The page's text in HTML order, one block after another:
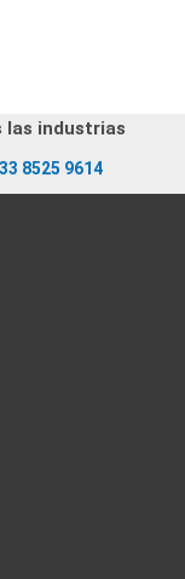
las industrias
8525 9614